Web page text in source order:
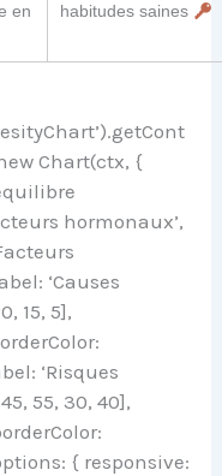
en
habitudes saines
Chart(ctx, {
hormonaux’,
‘Causes
15, 5],
‘Risques
55, 30, 40],
{ responsive: